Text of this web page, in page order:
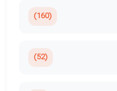
(160)
(52)